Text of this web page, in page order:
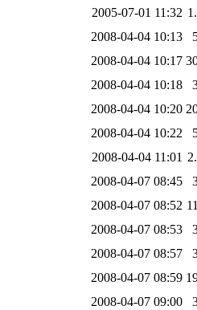
2005-07-01 11:32
2008-04-04 10:13
2008-04-04 10:17
2008-04-04 10:18
2008-04-04 10:20
2008-04-04 10:22
2008-04-04 11:01
2008-04-07 08:45
2008-04-07 08:52
2008-04-07 08:53
2008-04-07 08:57
2008-04-07 08:59
2008-04-07 09:00